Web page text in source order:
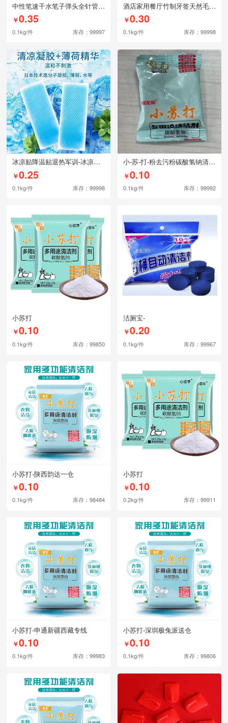
中性笔速干水笔子弹头全针管黑色水性笔-圆珠笔1支
￥0.35
0.1kg/件 库存：99997
酒店家用餐厅竹制牙签天然毛竹牙签一次性双头-牙签一包
￥0.30
0.1kg/件 库存：99998
冰凉贴降温贴退热军训-冰凉贴2片
￥0.25
0.1kg/件 库存：99998
小-苏-打-粉去污粉碳酸氢钠清洁厨房
￥0.10
0.1kg/件 库存：99992
小苏打
￥0.10
0.1kg/件 库存：99850
洁厕宝-
￥0.20
0.1kg/件 库存：99967
小苏打-陕西韵达一仓
￥0.10
0.1kg/件 库存：98484
小苏打
￥0.10
0.2kg/件 库存：99911
小苏打-申通新疆西藏专线
￥0.10
0.1kg/件 库存：99983
小苏打-深圳极兔派送仓
￥0.10
0.1kg/件 库存：99806